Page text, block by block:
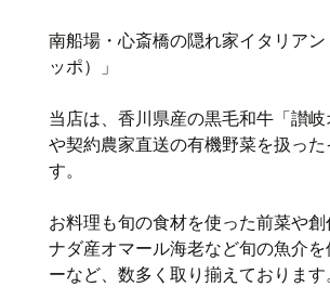
南船場・心斎橋の隠れ家イタリアン
ッポ）」
当店は、香川県産の黒毛和牛「讃岐
や契約農家直送の有機野菜を扱っ
す。
お料理も旬の食材を使った前菜や
ナダ産オマール海老など旬の魚介を
ーなど、数多く取り揃えております